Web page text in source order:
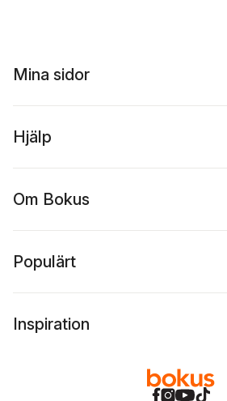
Mina sidor
Hjälp
Om Bokus
Populärt
Inspiration